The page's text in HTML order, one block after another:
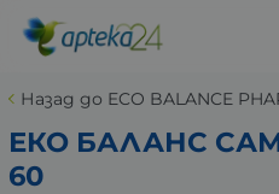
Назад до ECO BALANCE
ЕКО БАЛАНС
60